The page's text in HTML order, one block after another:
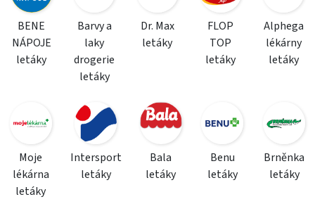
BENE
NÁPOJE
letáky
Barvy a
laky
drogerie
letáky
Dr. Max
letáky
FLOP
TOP
letáky
Alphega
lékárny
letáky
Moje
lékárna
letáky
Intersport
letáky
Bala
letáky
Benu
letáky
Brněnka
letáky